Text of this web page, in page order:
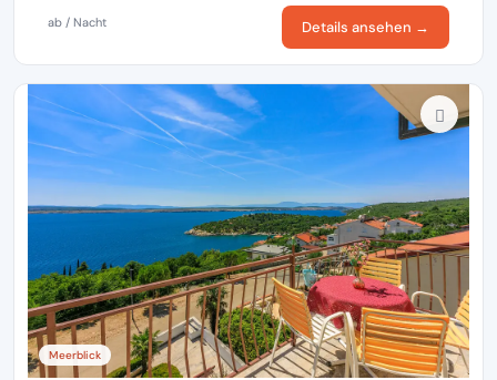
ab / Nacht Details ansehen →
Meerblick